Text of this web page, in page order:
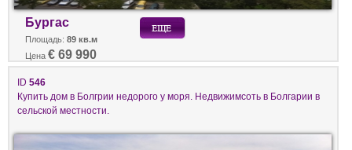
Бургас
Площадь: 89 кв.м
Цена € 69 990
ID 546
Купить дом в Болгрии недорого у моря. Недвижимсоть в Болгарии в
сельской местности.